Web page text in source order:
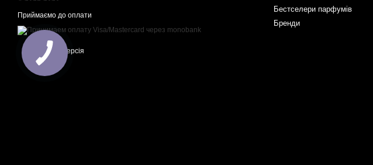
Приймаємо до оплати
Мобільна версія
Бестселери парфумів
Бренди